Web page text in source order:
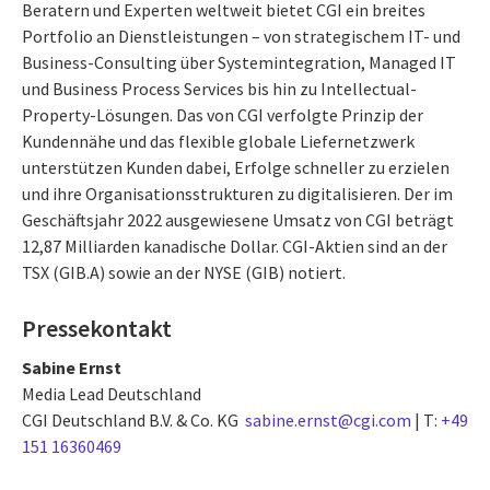
Beratern und Experten weltweit bietet CGI ein breites
Portfolio an Dienstleistungen – von strategischem IT- und
Business-Consulting über Systemintegration, Managed IT
und Business Process Services bis hin zu Intellectual-
Property-Lösungen. Das von CGI verfolgte Prinzip der
Kundennähe und das flexible globale Liefernetzwerk
unterstützen Kunden dabei, Erfolge schneller zu erzielen
und ihre Organisationsstrukturen zu digitalisieren. Der im
Geschäftsjahr 2022 ausgewiesene Umsatz von CGI beträgt
12,87 Milliarden kanadische Dollar. CGI-Aktien sind an der
TSX (GIB.A) sowie an der NYSE (GIB) notiert.
Pressekontakt
Sabine Ernst
Media Lead Deutschland
CGI Deutschland B.V. & Co. KG sabine.ernst@cgi.com | T: +49
151 16360469